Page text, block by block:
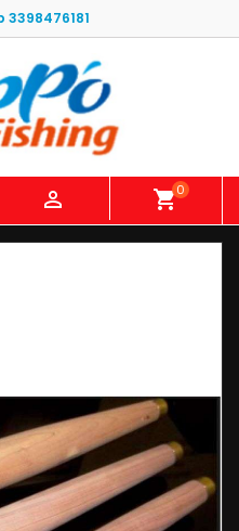
3398476181
 shopping_cart0